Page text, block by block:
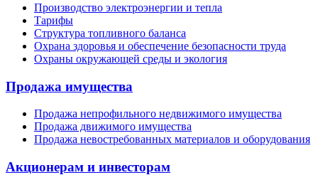
Производство электроэнергии и тепла
Тарифы
Структура топливного баланса
Охрана здоровья и обеспечение безопасности труда
Охраны окружающей среды и экология
Продажа имущества
Продажа непрофильного недвижимого имущества
Продажа движимого имущества
Продажа невостребованных материалов и оборудования
Акционерам и инвесторам